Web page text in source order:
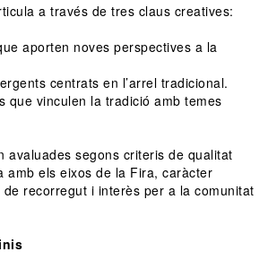
a través de tres claus creatives:
aporten noves perspectives a la
centrats en l’arrel tradicional.
que vinculen la tradició amb temes
avaluades segons criteris de qualitat
amb els eixos de la Fira, caràcter
de recorregut i interès per a la comunitat